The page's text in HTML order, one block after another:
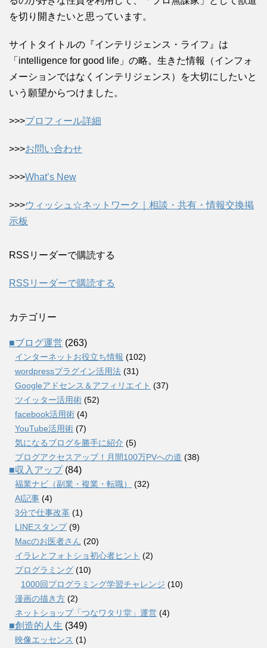
を切り開きたいと思っています。
サイトタイトルの『インテリジェンス・ライフ』は
「intelligence for good life」の略。生きた情報（インフォ
メーションではなくインテリジェンス）を大切にしたいと
いう願望からつけました。
>>>プロフィール詳細
>>>お問い合わせ
>>>What’s New
>>>ウィッシュ☆ネットワーク｜相談・共有・情報交換掲
示板
RSSリーダーで購読する
RSSリーダーで購読する
カテゴリー
■ブログ運営 (263)
インターネットお役立ち情報 (102)
wordpressプラグイン活用法 (31)
Googleアドセンス＆アフィリエイト (37)
ツイッター活用術 (52)
facebook活用術 (4)
YouTube活用術 (7)
気になるブログを勝手に紹介 (5)
ブログアクセスアップ！月間100万PVへの道 (38)
■収入アップ(84)
福業ナビ（副業・複業・転職）
(32)
AI記事 (4)
3分で仕事改革 (1)
LINEスタンプ(9)
Macのお医者さん (20)
イラレとフォトショ初心者ヒント (2)
プログラミング (10)
1000回プログラミング学習チャレンジ (10)
漫画の描き方 (2)
ネットショップ「つなワタリ堂」運営 (4)
■創造的人生 (349)
映像エッセンス (1)